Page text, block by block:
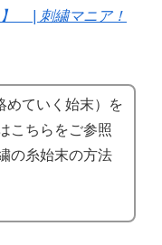
】 | 刺繍マニア！
めていく始末）を
こちらをご参照
の糸始末の方法